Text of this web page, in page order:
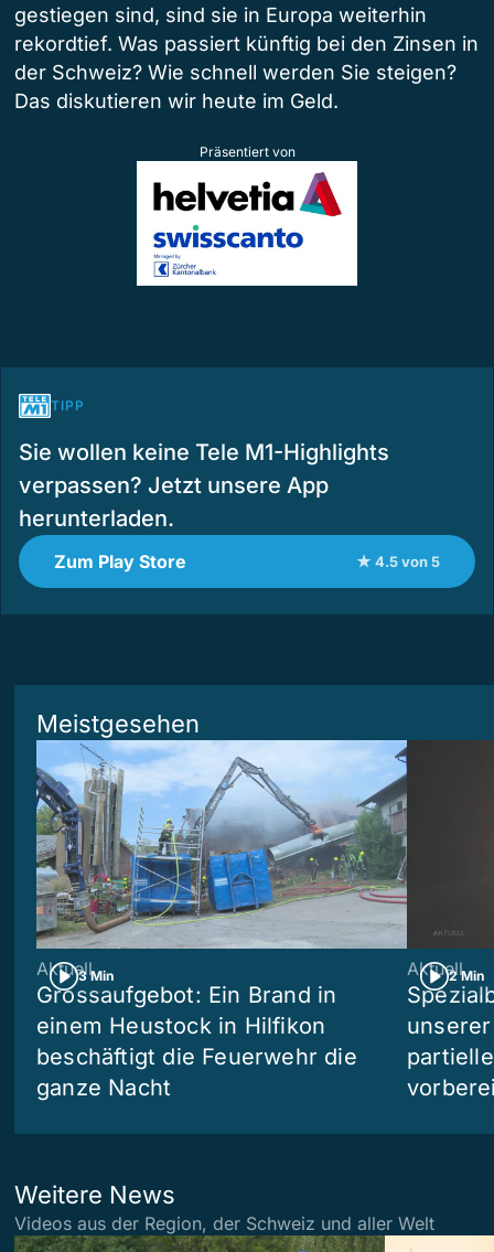
gestiegen sind, sind sie in Europa weiterhin
rekordtief. Was passiert künftig bei den Zinsen in
der Schweiz? Wie schnell werden Sie steigen?
Das diskutieren wir heute im Geld.
Präsentiert von
TIPP
Sie wollen keine Tele M1-Highlights
verpassen? Jetzt unsere App
herunterladen.
Zum Play Store ★ 4.5 von 5
Meistgesehen
3 Min
Aktuell
Grossaufgebot: Ein Brand in
einem Heustock in Hilfikon
beschäftigt die Feuerwehr die
ganze Nacht
2 Min
Aktuell
Weitere News
Videos aus der Region, der Schweiz und aller Welt